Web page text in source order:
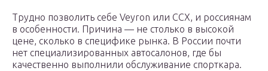
Трудно позволить себе Veyron или CCX, и россиянам
в особенности. Причина — не столько в высокой
цене, сколько в специфике рынка. В России почти
нет специализированных автосалонов, где бы
качественно выполнили обслуживание спорткара.